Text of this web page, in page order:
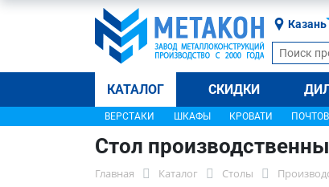
Казань
КАТАЛОГ СКИДКИ
ВЕРСТАКИ ШКАФЫ КРОВАТИ
Стол
Главная Каталог Столы